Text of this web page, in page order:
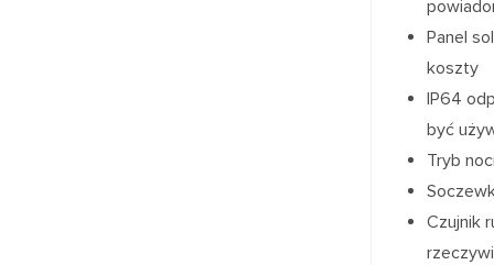
Panel
koszty
IP64
być
Tryb
Czujnik